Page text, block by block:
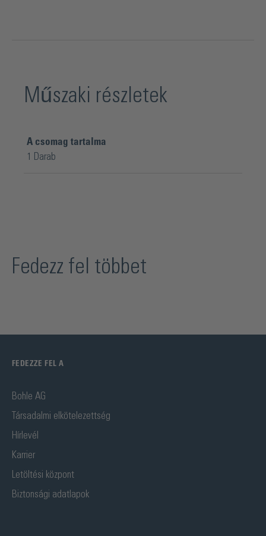
Műszaki részletek
A csomag tartalma
1 Darab
Fedezz fel többet
FEDEZZE FEL A
Bohle AG
Társadalmi elkötelezettség
Hírlevél
Karrier
Letöltési központ
Biztonsági adatlapok